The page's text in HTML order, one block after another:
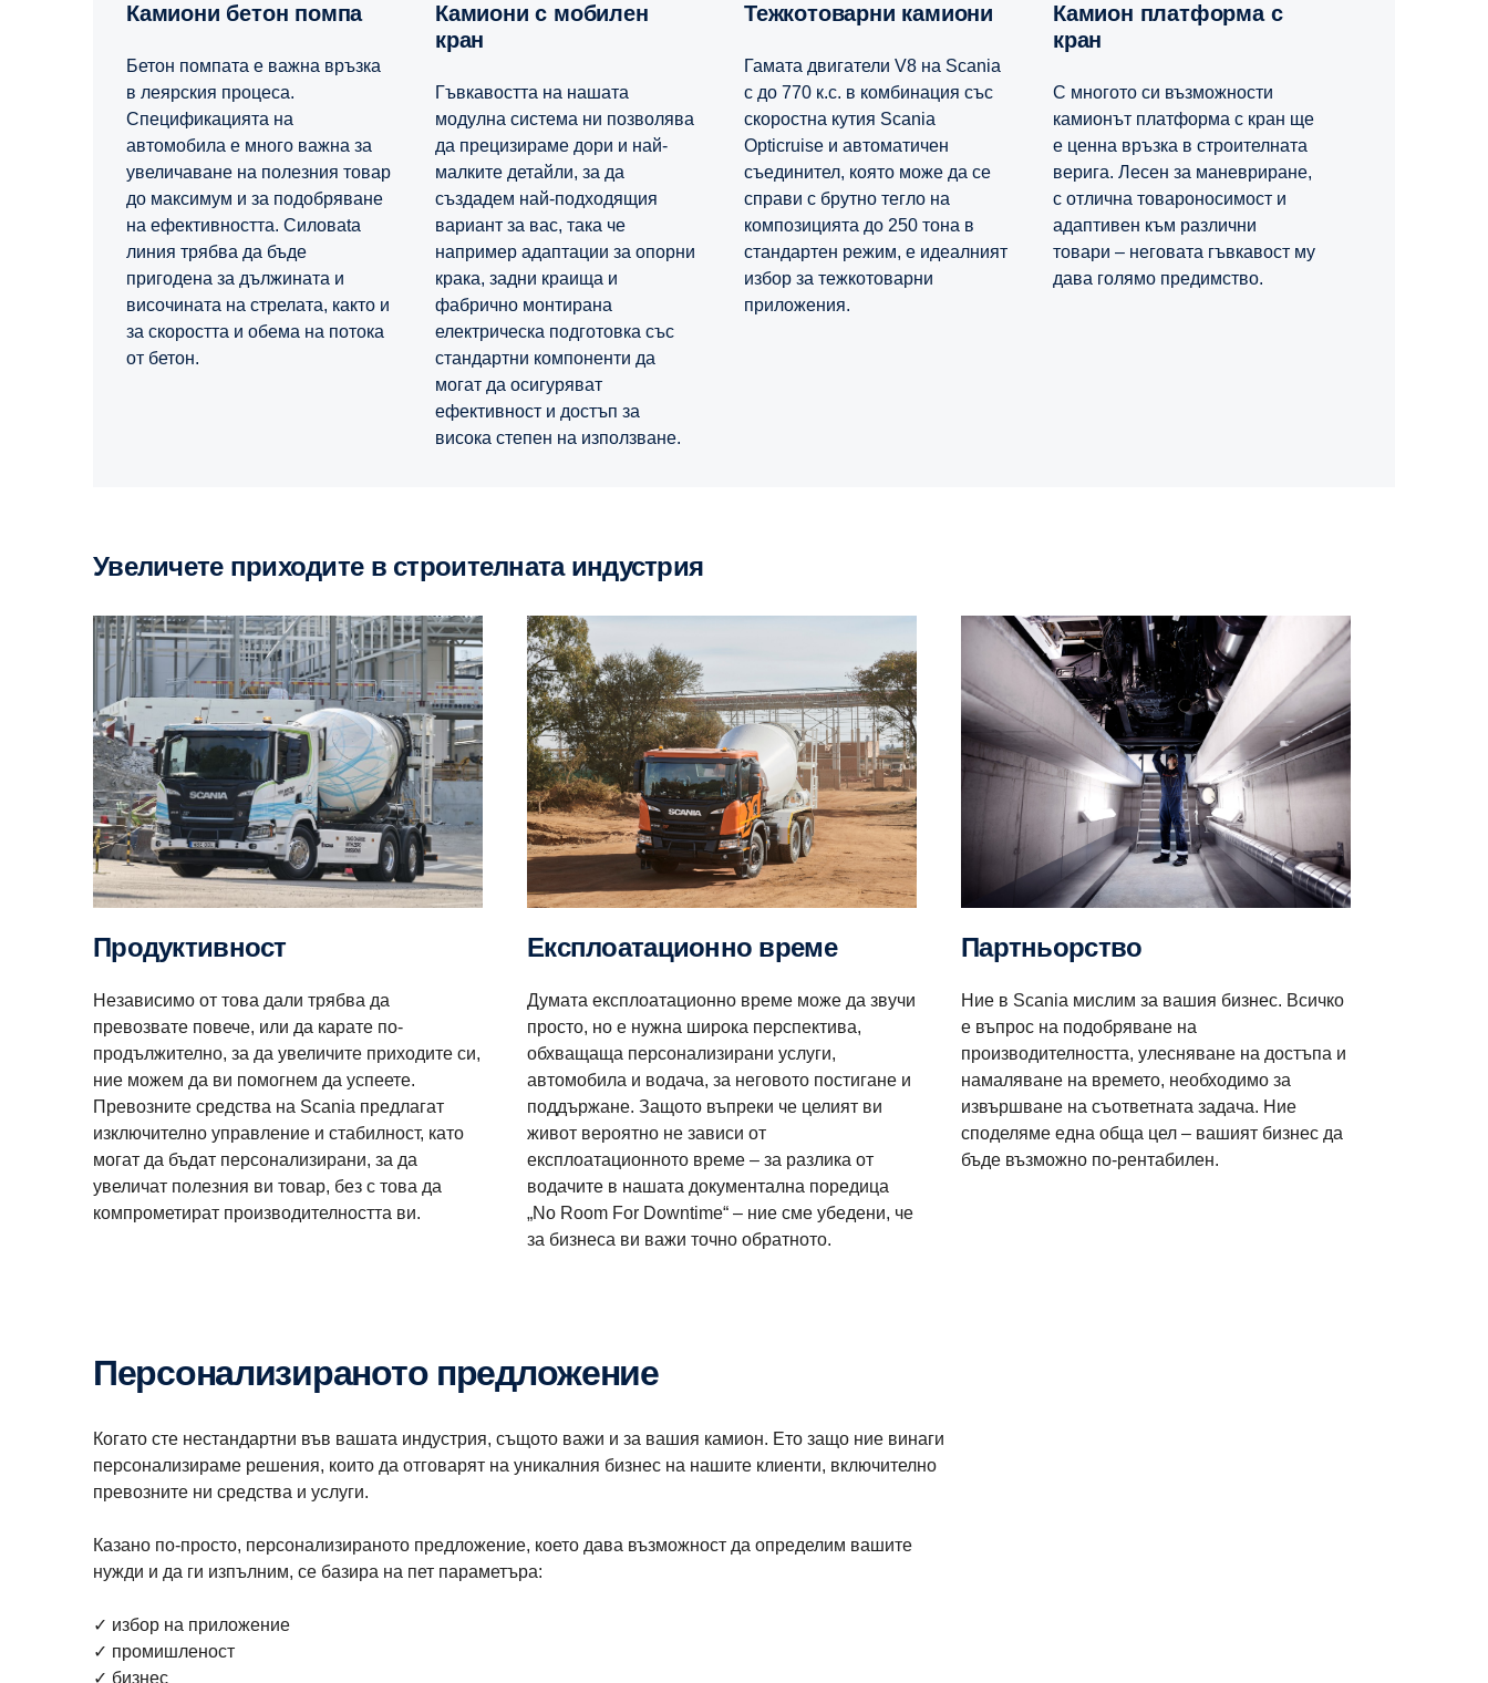
Камиони бетон помпа
Бетон помпата е важна връзка
в леярския процеса.
Спецификацията на
автомобила е много важна за
увеличаване на полезния товар
до максимум и за подобряване
на ефективността. Силовata
линия трябва да бъде
пригодена за дължината и
височината на стрелата, както и
за скоростта и обема на потока
от бетон.
Камиони с мобилен
кран
Гъвкавостта на нашата
модулна система ни позволява
да прецизираме дори и най-
малките детайли, за да
създадем най-подходящия
вариант за вас, така че
например адаптации за опорни
крака, задни краища и
фабрично монтирана
електрическа подготовка със
стандартни компоненти да
могат да осигуряват
ефективност и достъп за
висока степен на използване.
Тежкотоварни камиони
Гамата двигатели V8 на Scania
с до 770 к.с. в комбинация със
скоростна кутия Scania
Opticruise и автоматичен
съединител, която може да се
справи с брутно тегло на
композицията до 250 тона в
стандартен режим, е идеалният
избор за тежкотоварни
приложения.
Камион платформа с
кран
С многото си възможности
камионът платформа с кран ще
е ценна връзка в строителната
верига. Лесен за маневриране,
с отлична товароносимост и
адаптивен към различни
товари – неговата гъвкавост му
дава голямо предимство.
Увеличете приходите в строителната индустрия
Продуктивност
Независимо от това дали трябва да
превозвате повече, или да карате по-
продължително, за да увеличите приходите си,
ние можем да ви помогнем да успеете.
Превозните средства на Scania предлагат
изключително управление и стабилност, като
могат да бъдат персонализирани, за да
увеличат полезния ви товар, без с това да
компрометират производителността ви.
Експлоатационно време
Думата експлоатационно време може да звучи
просто, но е нужна широка перспектива,
обхващаща персонализирани услуги,
автомобила и водача, за неговото постигане и
поддържане. Защото въпреки че целият ви
живот вероятно не зависи от
експлоатационното време – за разлика от
водачите в нашата документална поредица
„No Room For Downtime“ – ние сме убедени, че
за бизнеса ви важи точно обратното.
Партньорство
Ние в Scania мислим за вашия бизнес. Всичко
е въпрос на подобряване на
производителността, улесняване на достъпа и
намаляване на времето, необходимо за
извършване на съответната задача. Ние
споделяме една обща цел – вашият бизнес да
бъде възможно по-рентабилен.
Персонализираното предложение
Когато сте нестандартни във вашата индустрия, същото важи и за вашия камион. Ето защо ние винаги
персонализираме решения, които да отговарят на уникалния бизнес на нашите клиенти, включително
превозните ни средства и услуги.
Казано по-просто, персонализираното предложение, което дава възможност да определим вашите
нужди и да ги изпълним, се базира на пет параметъра:
✓ избор на приложение
✓ промишленост
✓ бизнес